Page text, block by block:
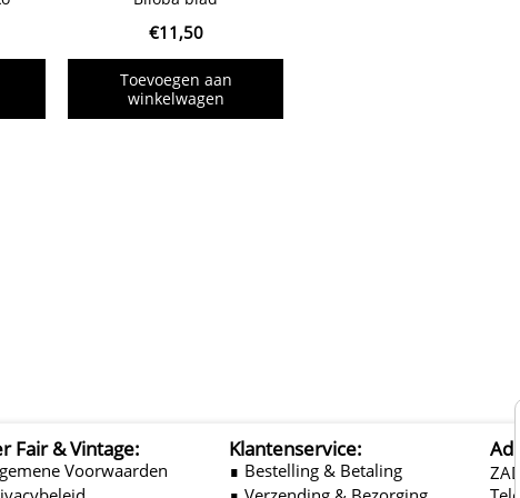
€11,50
Toevoegen aan
winkelwagen
Fair & Vintage:
Voorwaarden
Klantenservice:
∎ Bestelling & Betaling